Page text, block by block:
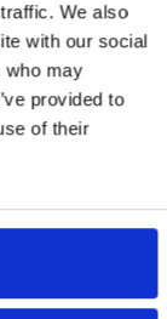
We also
with our social
who may
provided to
of their
αγορές